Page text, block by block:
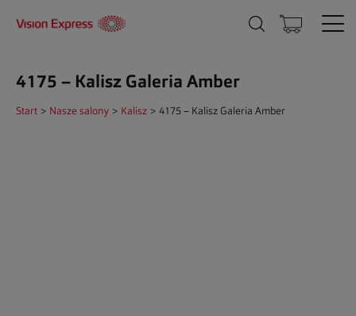
4175 – Kalisz Galeria Amber
Start > Nasze salony > Kalisz > 4175 – Kalisz Galeria Amber